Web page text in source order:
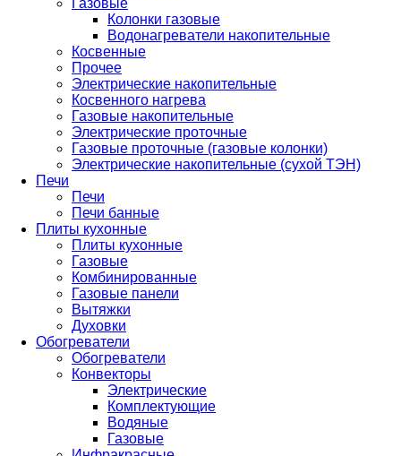
Газовые
Колонки газовые
Водонагреватели накопительные
Косвенные
Прочее
Электрические накопительные
Косвенного нагрева
Газовые накопительные
Электрические проточные
Газовые проточные (газовые колонки)
Электрические накопительные (сухой ТЭН)
Печи
Печи
Печи банные
Плиты кухонные
Плиты кухонные
Газовые
Комбинированные
Газовые панели
Вытяжки
Духовки
Обогреватели
Обогреватели
Конвекторы
Электрические
Комплектующие
Водяные
Газовые